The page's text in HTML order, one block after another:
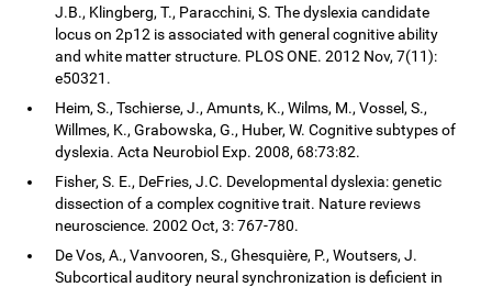
J.B., Klingberg, T., Paracchini, S. The dyslexia candidate
locus on 2p12 is associated with general cognitive ability
and white matter structure. PLOS ONE. 2012 Nov, 7(11):
e50321.
Heim, S., Tschierse, J., Amunts, K., Wilms, M., Vossel, S.,
Willmes, K., Grabowska, G., Huber, W. Cognitive subtypes of
dyslexia. Acta Neurobiol Exp. 2008, 68:73:82.
Fisher, S. E., DeFries, J.C. Developmental dyslexia: genetic
dissection of a complex cognitive trait. Nature reviews
neuroscience. 2002 Oct, 3: 767-780.
De Vos, A., Vanvooren, S., Ghesquière, P., Woutsers, J.
Subcortical auditory neural synchronization is deficient in